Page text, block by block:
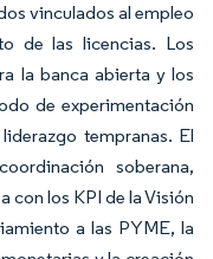
vinculados al empleo
de las licencias. Los
la banca abierta y los
de experimentación
tempranas. El
soberana,
con los KPI de la Visión
a las PYME, la